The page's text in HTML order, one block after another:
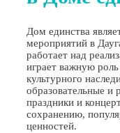
Дом единства
мероприятий в
работает над
играет важную роль
культурного
образовательные и
праздники и
сохранению,
ценностей.